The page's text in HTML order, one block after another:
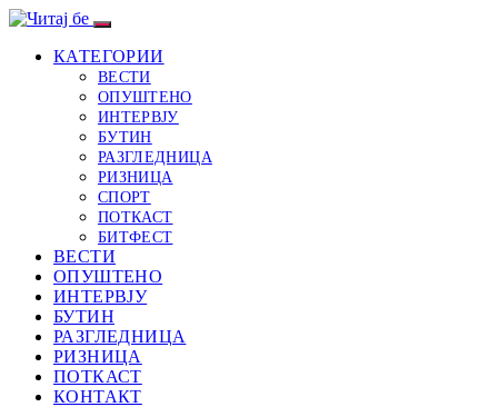
КАТЕГОРИИ
ВЕСТИ
ОПУШТЕНО
ИНТЕРВЈУ
БУТИН
РАЗГЛЕДНИЦА
РИЗНИЦА
СПОРТ
ПОТКАСТ
БИТФЕСТ
ВЕСТИ
ОПУШТЕНО
ИНТЕРВЈУ
БУТИН
РАЗГЛЕДНИЦА
РИЗНИЦА
ПОТКАСТ
КОНТАКТ